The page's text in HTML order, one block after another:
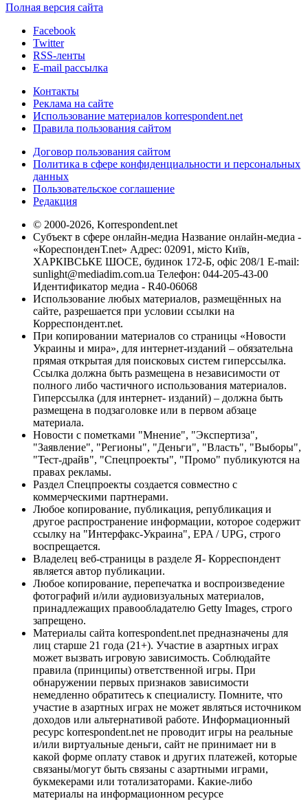
Полная версия сайта
Facebook
Twitter
RSS-ленты
E-mail рассылка
Контакты
Реклама на сайте
Использование материалов korrespondent.net
Правила пользования сайтом
Договор пользования сайтом
Политика в сфере конфиденциальности и персональных
данных
Пользовательское соглашение
Редакция
© 2000-2026, Korrespondent.net
Субъект в сфере онлайн-медиа Название онлайн-медиа -
«КореспонденТ.net» Адрес: 02091, місто Київ,
ХАРКІВСЬКЕ ШОСЕ, будинок 172-Б, офіс 208/1 E-mail:
sunlight@mediadim.com.ua Телефон: 044-205-43-00
Идентификатор медиа - R40-06068
Использование любых материалов, размещённых на
сайте, разрешается при условии ссылки на
Корреспондент.net.
При копировании материалов со страницы «Новости
Украины и мира», для интернет-изданий – обязательна
прямая открытая для поисковых систем гиперссылка.
Ссылка должна быть размещена в независимости от
полного либо частичного использования материалов.
Гиперссылка (для интернет- изданий) – должна быть
размещена в подзаголовке или в первом абзаце
материала.
Новости с пометками "Мнение", "Экспертиза",
"Заявление", "Регионы", "Деньги", "Власть", "Выборы",
"Тест-драйв", "Спецпроекты", "Промо" публикуются на
правах рекламы.
Раздел Спецпроекты создается совместно с
коммерческими партнерами.
Любое копирование, публикация, републикация и
другое распространение информации, которое содержит
ссылку на "Интерфакс-Украина", EPA / UPG, строго
воспрещается.
Владелец веб-страницы в разделе Я- Корреспондент
является автор публикации.
Любое копирование, перепечатка и воспроизведение
фотографий и/или аудиовизуальных материалов,
принадлежащих правообладателю Getty Images, строго
запрещено.
Материалы сайта korrespondent.net предназначены для
лиц старше 21 года (21+). Участие в азартных играх
может вызвать игровую зависимость. Соблюдайте
правила (принципы) ответственной игры. При
обнаружении первых признаков зависимости
немедленно обратитесь к специалисту. Помните, что
участие в азартных играх не может являться источником
доходов или альтернативой работе. Информационный
ресурс korrespondent.net не проводит игры на реальные
и/или виртуальные деньги, сайт не принимает ни в
какой форме оплату ставок и других платежей, которые
связаны/могут быть связаны с азартными играми,
букмекерами или тотализаторами. Какие-либо
материалы на информационном ресурсе